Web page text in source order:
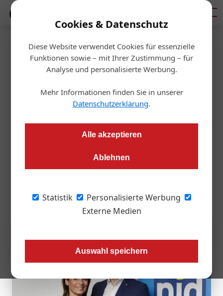
Cookies & Datenschutz
Diese Website verwendet Cookies für essenzielle
Funktionen sowie – mit Ihrer Zustimmung – für
Analyse und personalisierte Werbung.
Mehr Informationen finden Sie in unserer
Datenschutzerklärung.
Alle akzeptieren
Ablehnen
Statistik
Personalisierte Werbung
Externe Medien
Auswahl speichern
Startseite/Personalia
Personalia
Neue Vertriebsleitung bei NID:
Kräftner übernimmt Führung
Sabine Kräftner leitet ab sofort das Verwertungsteam der
Alexander Oblak.